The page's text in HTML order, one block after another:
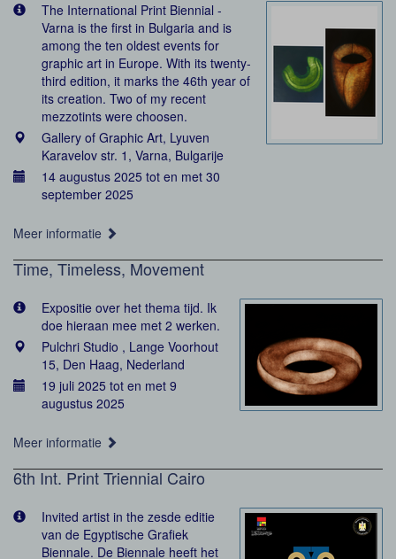
The International Print Biennial -
Varna is the first in Bulgaria and is
among the ten oldest events for
graphic art in Europe. With its twenty-
third edition, it marks the 46th year of
its creation. Two of my recent
mezzotints were choosen.
Gallery of Graphic Art, Lyuven
Karavelov str. 1, Varna, Bulgarije
14 augustus 2025 tot en met 30
september 2025
Meer informatie
Time, Timeless, Movement
Expositie over het thema tijd. Ik
doe hieraan mee met 2 werken.
Pulchri Studio , Lange Voorhout
15, Den Haag, Nederland
19 juli 2025 tot en met 9
augustus 2025
Meer informatie
6th Int. Print Triennial Cairo
Invited artist in the zesde editie
van de Egyptische Grafiek
Biennale. De Biennale heeft het